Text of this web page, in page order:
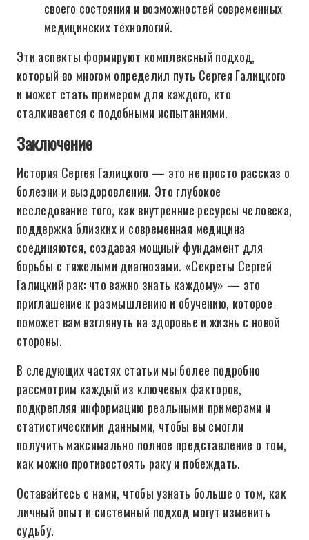
своего состояния и возможностей современных
медицинских технологий.
Эти аспекты формируют комплексный подход,
который во многом определил путь Сергея Галицкого
и может стать примером для каждого, кто
сталкивается с подобными испытаниями.
Заключение
История Сергея Галицкого — это не просто рассказ о
болезни и выздоровлении. Это глубокое
исследование того, как внутренние ресурсы человека,
поддержка близких и современная медицина
соединяются, создавая мощный фундамент для
борьбы с тяжелыми диагнозами. «Секреты Сергей
Галицкий рак: что важно знать каждому» — это
приглашение к размышлению и обучению, которое
поможет вам взглянуть на здоровье и жизнь с новой
стороны.
В следующих частях статьи мы более подробно
рассмотрим каждый из ключевых факторов,
подкрепляя информацию реальными примерами и
статистическими данными, чтобы вы смогли
получить максимально полное представление о том,
как можно противостоять раку и побеждать.
Оставайтесь с нами, чтобы узнать больше о том, как
личный опыт и системный подход могут изменить
судьбу.